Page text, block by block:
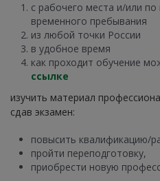
с рабочего места и/или
временного пребывания
из любой точки России
в удобное время
как проходит обучение
ссылке
изучить материал
сдав экзамен:
повысить квалификацию/
пройти переподготовку,
приобрести новую